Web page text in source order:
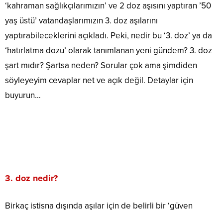
‘kahraman sağlıkçılarımızın’ ve 2 doz aşısını yaptıran ’50
yaş üstü’ vatandaşlarımızın 3. doz aşılarını
yaptırabileceklerini açıkladı. Peki, nedir bu ‘3. doz’ ya da
‘hatırlatma dozu’ olarak tanımlanan yeni gündem? 3. doz
şart mıdır? Şartsa neden? Sorular çok ama şimdiden
söyleyeyim cevaplar net ve açık değil. Detaylar için
buyurun…
3. doz nedir?
Birkaç istisna dışında aşılar için de belirli bir ‘güven